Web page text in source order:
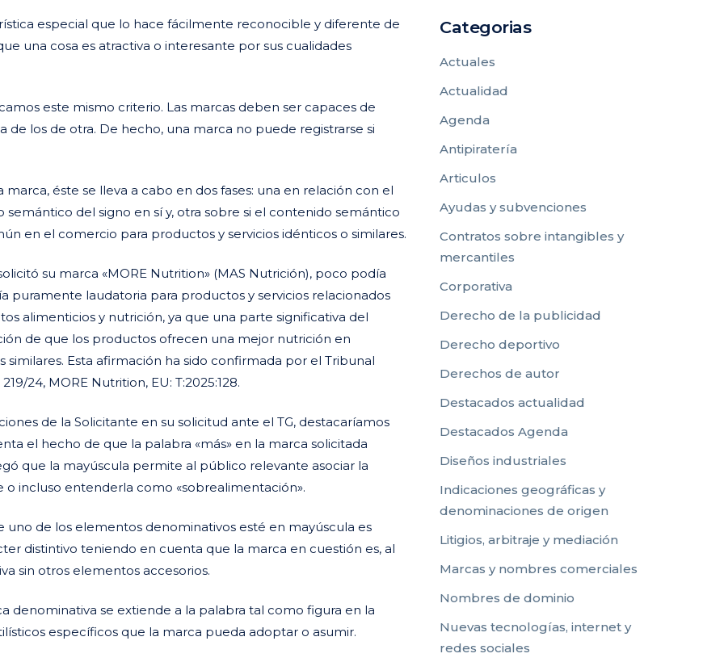
especial que lo hace fácilmente reconocible y diferente de
una cosa es atractiva o interesante por sus cualidades
este mismo criterio. Las marcas deben ser capaces de
de los de otra. De hecho, una marca no puede registrarse si
éste se lleva a cabo en dos fases: una en relación con el
del signo en sí y, otra sobre si el contenido semántico
en el comercio para productos y servicios idénticos o similares.
su marca «MORE Nutrition» (MAS Nutrición), poco podía
puramente laudatoria para productos y servicios relacionados
alimenticios y nutrición, ya que una parte significativa del
de que los productos ofrecen una mejor nutrición en
Esta afirmación ha sido confirmada por el Tribunal
24, MORE Nutrition, EU: T:2025:128.
de la Solicitante en su solicitud ante el TG, destacaríamos
el hecho de que la palabra «más» en la marca solicitada
que la mayúscula permite al público relevante asociar la
incluso entenderla como «sobrealimentación».
uno de los elementos denominativos esté en mayúscula es
distintivo teniendo en cuenta que la marca en cuestión es, al
sin otros elementos accesorios.
denominativa se extiende a la palabra tal como figura en la
específicos que la marca pueda adoptar o asumir.
Categorias
Actuales
Actualidad
Agenda
Antipiratería
Articulos
Ayudas y subvenciones
Contratos sobre intangibles y
mercantiles
Corporativa
Derecho de la publicidad
Derecho deportivo
Derechos de autor
Destacados actualidad
Destacados Agenda
Diseños industriales
Indicaciones geográficas y
denominaciones de origen
Litigios, arbitraje y mediación
Marcas y nombres comerciales
Nombres de dominio
Nuevas tecnologías, internet y
redes sociales